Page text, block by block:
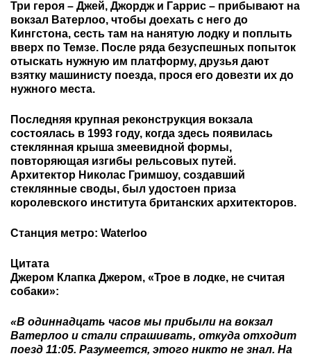
Три героя – Джей, Джордж и Гаррис – прибывают на
вокзал Ватерлоо, чтобы доехать с него до
Кингстона, сесть там на нанятую лодку и поплыть
вверх по Темзе. После ряда безуспешных попыток
отыскать нужную им платформу, друзья дают
взятку машинисту поезда, прося его довезти их до
нужного места.
Последняя крупная реконструкция вокзала
состоялась в 1993 году, когда здесь появилась
стеклянная крыша змеевидной формы,
повторяющая изгибы рельсовых путей.
Архитектор Николас Гримшоу, создавший
стеклянные своды, был удостоен приза
королевского института британских архитекторов.
Станция метро: Waterloo
Цитата
Джером Клапка Джером, «Трое в лодке, не считая
собаки»:
«В одиннадцать часов мы прибыли на вокзал
Ватерлоо и стали спрашивать, откуда отходит
поезд 11:05. Разумеется, этого никто не знал. На